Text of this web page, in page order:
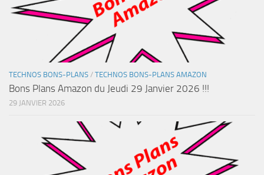
TECHNOS BONS-PLANS / TECHNOS BONS-PLANS AMAZON
Bons Plans Amazon du Jeudi 29 Janvier 2026 !!!
29 JANVIER 2026